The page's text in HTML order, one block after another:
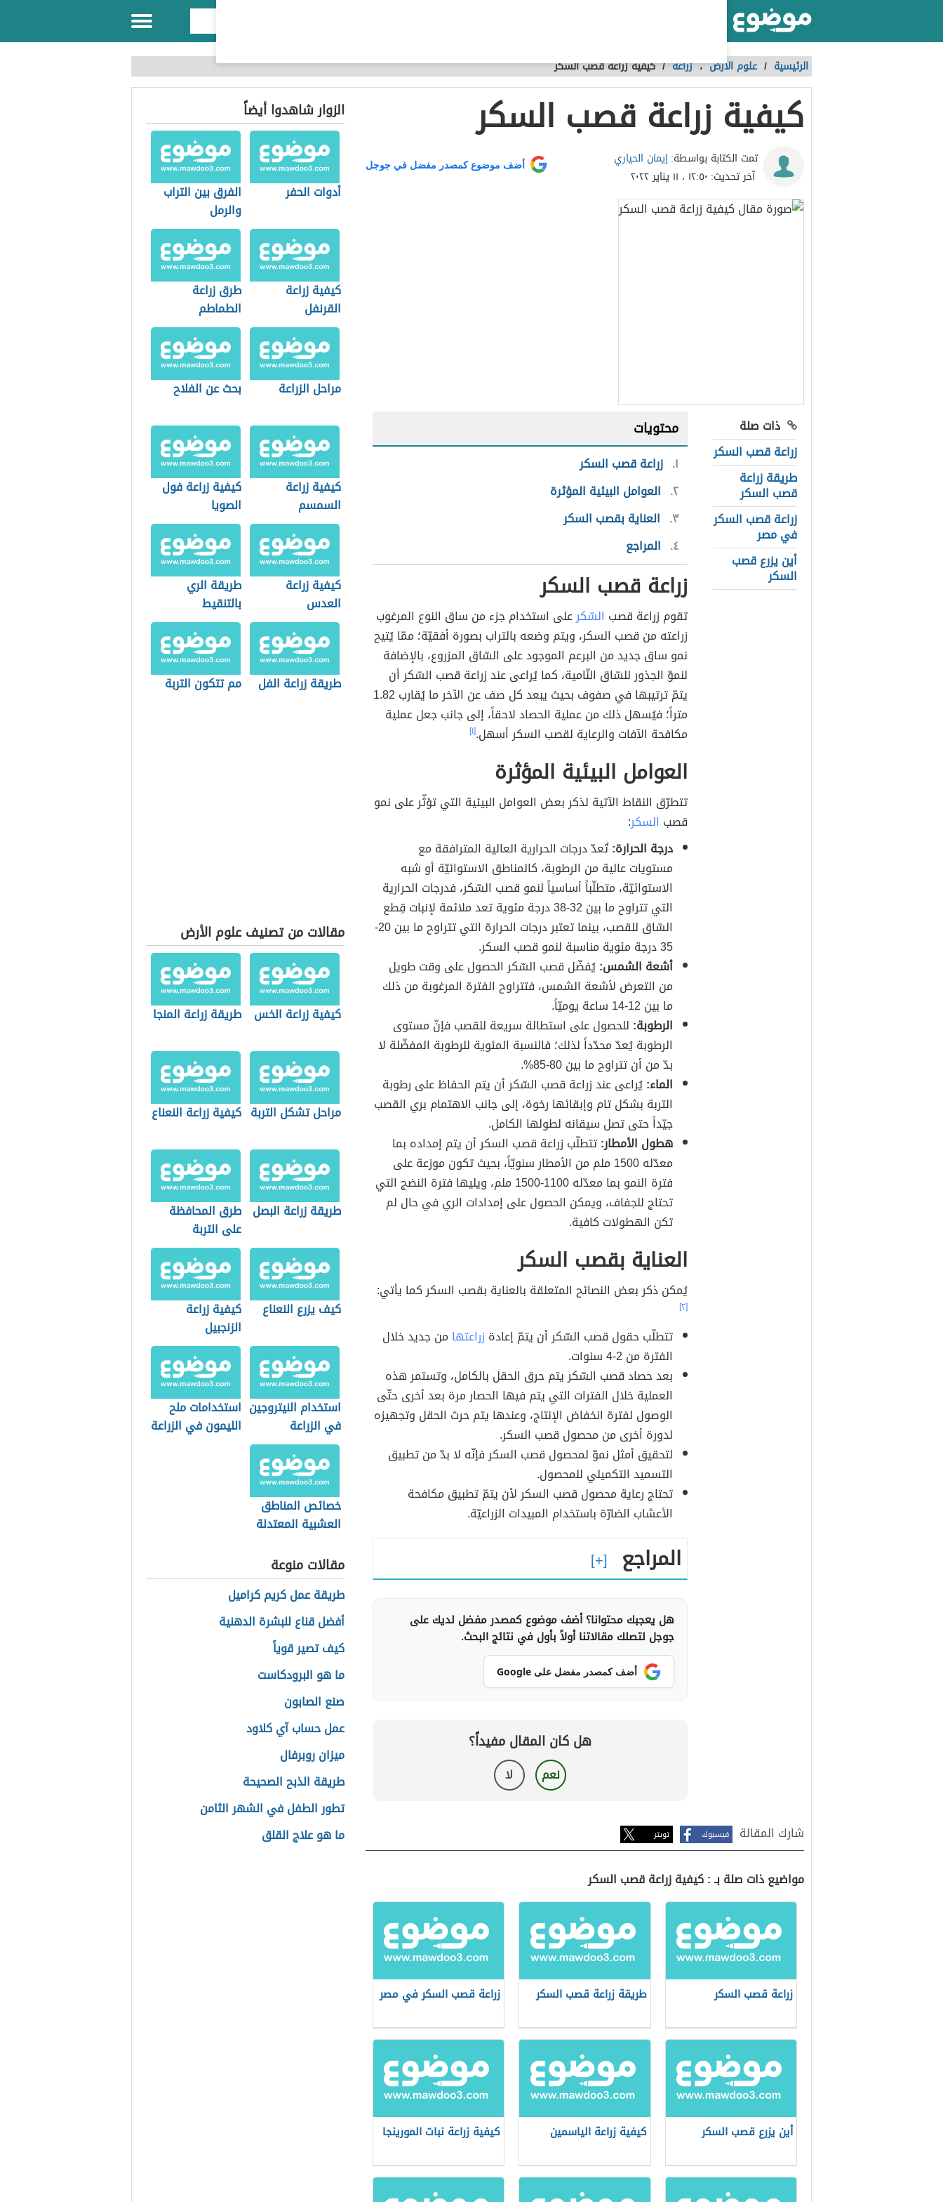
الرئيسية / علوم الأرض،زراعة /كيفية زراعة قصب السكر
كيفية زراعة قصب السكر
تمت الكتابة بواسطة:إيمان الحياري
آخر تحديث: ١٢:٥٠ ، ١١ يناير ٢٠٢٢
أضف موضوع كمصدر مفضل في جوجل
ذات صلة
زراعة قصب السكر
طريقة زراعة
قصب السكر
زراعة قصب السكر
في مصر
أين يزرع قصب
السكر
محتويات
١ زراعة قصب السكر
٢ العوامل البيئية المؤثرة
٣ العناية بقصب السكر
٤ المراجع
زراعة قصب السكر
تقوم زراعة قصب السّكرعلى استخدام جزء من ساق النوع المرغوب
زراعته من قصب السكر، ويتم وضعه بالتراب بصورة أفقيّة؛ ممّا يُتيح
نمو ساق جديد من البرعم الموجود على السّاق المزروع، بالإضافة
لنموّ الجذور للسّاق النّامية، كما يُراعى عند زراعة قصب السّكر أن
يتمّ ترتيبها في صفوف بحيث يبعد كل صف عن الآخر ما يُقارب 1.82
متراً؛ فيُسهل ذلك من عملية الحصاد لاحقاً، إلى جانب جعل عملية
مكافحة الآفات والرعاية لقصب السكر أسهل.[١]
العوامل البيئية المؤثرة
تتطرّق النقاط الآتية لذكر بعض العوامل البيئية التي تؤثّر على نمو
قصب السكر:
درجة الحرارة:تُعدّ درجات الحرارية العالية المترافقة مع
مستويات عالية من الرطوبة، كالمناطق الاستوائيّة أو شبه
الاستوائيّة، متطلّباً أساسياً لنمو قصب السّكر، فدرجات الحرارية
التي تتراوح ما بين 32-38 درجة مئوية تعد ملائمة لإنبات قِطع
السّاق للقصب، بينما تعتبر درجات الحرارة التي تتراوح ما بين 20-
35 درجة مئوية مناسبة لنمو قصب السكر.
أشعة الشمس:يُفضّل قصب السّكر الحصول على وقت طويل
من التعرض لأشعة الشمس، فتتراوح الفترة المرغوبة من ذلك
ما بين 12-14 ساعة يوميّاً.
الرطوبة: للحصول على استطالة سريعة للقصب فإنّ مستوى
الرطوبة يُعدّ محدّداً لذلك؛ فالنسبة المئوية للرطوبة المفضّلة لا
بدّ من أن تتراوح ما بين 80-85%.
الماء:يُراعى عند زراعة قصب السّكر أن يتم الحفاظ على رطوبة
التربة بشكل تام وإبقائها رخوة، إلى جانب الاهتمام بري القصب
جيّداً حتى تصل سيقانه لطولها الكامل.
هطول الأمطار:تتطلّب زراعة قصب السكر أن يتم إمداده بما
معدّله 1500 ملم من الأمطار سنويّاً، بحيث تكون موزعة على
فترة النمو بما معدّله 1100-1500 ملم، ويليها فترة النضج التي
تحتاج للجفاف، ويمكن الحصول على إمدادات الري في حال لم
تكن الهطولات كافية.
العناية بقصب السكر
يُمكن ذكر بعض النصائح المتعلقة بالعناية بقصب السكر كما يأتي:
[٢]
تتطلّب حقول قصب السّكر أن يتمّ إعادة زراعتها من جديد خلال
الفترة من 2-4 سنوات.
بعد حصاد قصب السّكر يتم حرق الحقل بالكامل، وتستمر هذه
العملية خلال الفترات التي يتم فيها الحصار مرة بعد أخرى حتّى
الوصول لفترة انخفاض الإنتاج، وعندها يتم حرث الحقل وتجهيزه
لدورة أخرى من محصول قصب السكر.
لتحقيق أمثل نموّ لمحصول قصب السكر فإنّه لا بدّ من تطبيق
التسميد التكميلي للمحصول.
تحتاج رعاية محصول قصب السكر لأن يتمّ تطبيق مكافحة
الأعشاب الضارّة باستخدام المبيدات الزراعيّة.
المراجع
هل يعجبك محتوانا؟ أضف موضوع كمصدر مفضل لديك على
جوجل لتصلك مقالاتنا أولاً بأول في نتائج البحث.
أضف كمصدر مفضل على Google
هل كان المقال مفيداً؟
نعم لا
شارك المقالة فيسبوك تويتر
مواضيع ذات صلة بـ : كيفية زراعة قصب السكر
زراعة قصب السكر طريقة زراعة قصب السكر زراعة قصب السكر في مصر
أين يزرع قصب السكر كيفية زراعة الياسمين كيفية زراعة نبات المورينجا
الزوار شاهدوا أيضاً
أدوات الحفر
الفرق بين التراب
والرمل
كيفية زراعة
القرنفل
طرق زراعة
الطماطم
مراحل الزراعة بحث عن الفلاح
كيفية زراعة
السمسم
كيفية زراعة فول
الصويا
كيفية زراعة
العدس
طريقة الري
بالتنقيط
طريقة زراعة الفل مم تتكون التربة
مقالات من تصنيف علوم الأرض
كيفية زراعة الخس طريقة زراعة المنجا
مراحل تشكل التربة كيفية زراعة النعناع
طريقة زراعة البصل طرق المحافظة
على التربة
كيف يزرع النعناع
كيفية زراعة
الزنجبيل
استخدام النيتروجين
في الزراعة
استخدامات ملح
الليمون في الزراعة
خصائص المناطق
العشبية المعتدلة
مقالات منوعة
طريقة عمل كريم كراميل
أفضل قناع للبشرة الدهنية
كيف تصير قوياً
ما هو البرودكاست
صنع الصابون
عمل حساب آي كلاود
ميزان روبرفال
طريقة الذبح الصحيحة
تطور الطفل في الشهر الثامن
ما هو علاج القلق